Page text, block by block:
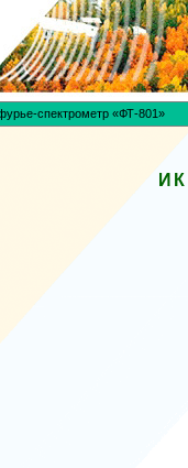
спектрометр «ФТ-801»